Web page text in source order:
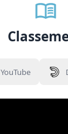
YouTube